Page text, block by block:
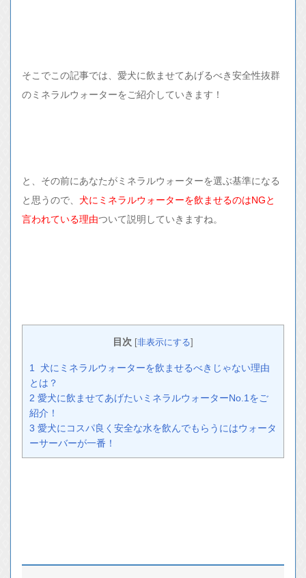
そこでこの記事では、愛犬に飲ませてあげるべき安全性抜群
のミネラルウォーターをご紹介していきます！
と、その前にあなたがミネラルウォーターを選ぶ基準になる
と思うので、 犬にミネラルウォーターを飲ませるのはNGと
言われている理由ついて説明していきますね。
目次 [非表示にする]
1
犬にミネラルウォーターを飲ませるべきじゃない理由
とは？
2 愛犬に飲ませてあげたいミネラルウォーターNo.1をご
紹介！
3 愛犬にコスパ良く安全な水を飲んでもらうにはウォータ
ーサーバーが一番！